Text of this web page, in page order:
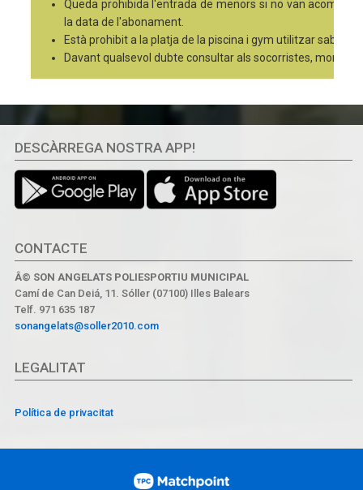
Queda prohibida l'entrada de menors si no van
la data de l'abonament.
Està prohibit a la platja de la piscina i gym utilitzar sabates
Davant qualsevol dubte consultar als socorristes,
DESCÀRREGA NOSTRA APP!
CONTACTE
Â© SON ANGELATS POLIESPORTIU MUNICIPAL
Camí de Can Deiá, 11. Sóller (07100) Illes Balears
Telf. 971 635 187
sonangelats@soller2010.com
LEGALITAT
Política de privacitat